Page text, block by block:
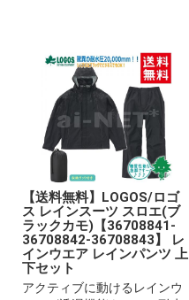
【送料無料】LOGOS/ロゴ
ス レインスーツ スロエ(ブ
ラックカモ)【36708841-
36708842-36708843】 レ
インウエア レインパンツ 上
下セット
アクティブに動けるレインウ